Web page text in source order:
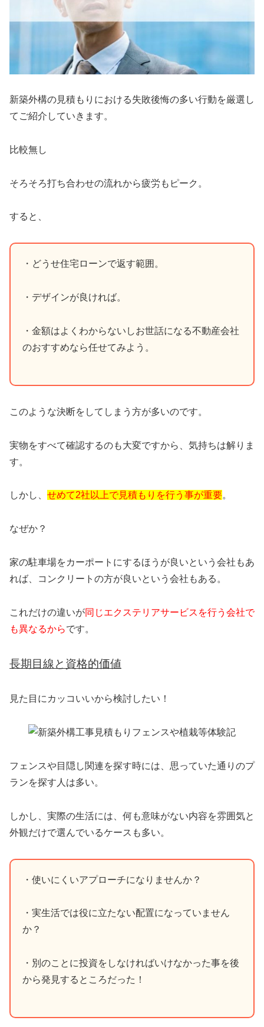
新築外構の見積もりにおける失敗後悔の多い行動を厳選し
てご紹介していきます。
比較無し
そろそろ打ち合わせの流れから疲労もピーク。
すると、
・どうせ住宅ローンで返す範囲。
・デザインが良ければ。
・金額はよくわからないしお世話になる不動産会社
のおすすめなら任せてみよう。
このような決断をしてしまう方が多いのです。
実物をすべて確認するのも大変ですから、気持ちは解りま
す。
しかし、 せめて2社以上で見積もりを行う事が重要。
なぜか？
家の駐車場をカーポートにするほうが良いという会社もあ
れば、コンクリートの方が良いという会社もある。
これだけの違いが同じエクステリアサービスを行う会社で
も異なるからです。
長期目線と資格的価値
見た目にカッコいいから検討したい！
フェンスや目隠し関連を探す時には、思っていた通りのプ
ランを探す人は多い。
しかし、実際の生活には、何も意味がない内容を雰囲気と
外観だけで選んでいるケースも多い。
・使いにくいアプローチになりませんか？
・実生活では役に立たない配置になっていません
か？
・別のことに投資をしなければいけなかった事を後
から発見するところだった！